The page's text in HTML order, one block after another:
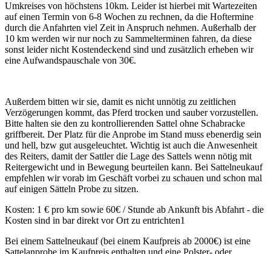
Umkreises von höchstens 10km. Leider ist hierbei mit Wartezeiten
auf einen Termin von 6-8 Wochen zu rechnen, da die Hoftermine
durch die Anfahrten viel Zeit in Anspruch nehmen. Außerhalb der
10 km werden wir nur noch zu Sammelterminen fahren, da diese
sonst leider nicht Kostendeckend sind und zusätzlich erheben wir
eine Aufwandspauschale von 30€.
Außerdem bitten wir sie, damit es nicht unnötig zu zeitlichen
Verzögerungen kommt, das Pferd trocken und sauber vorzustellen.
Bitte halten sie den zu kontrollierenden Sattel ohne Schabracke
griffbereit. Der Platz für die Anprobe im Stand muss ebenerdig sein
und hell, bzw gut ausgeleuchtet. Wichtig ist auch die Anwesenheit
des Reiters, damit der Sattler die Lage des Sattels wenn nötig mit
Reitergewicht und in Bewegung beurteilen kann. Bei Sattelneukauf
empfehlen wir vorab im Geschäft vorbei zu schauen und schon mal
auf einigen Sätteln Probe zu sitzen.
Kosten: 1 € pro km sowie 60€ / Stunde ab Ankunft bis Abfahrt - die
Kosten sind in bar direkt vor Ort zu entrichten1
Bei einem Sattelneukauf (bei einem Kaufpreis ab 2000€) ist eine